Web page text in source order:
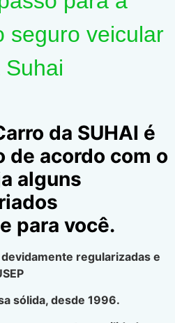
seguro veicular
Suhai
da SUHAI é
de acordo com o
alguns
para você.
regularizadas e
sólida, desde 1996.